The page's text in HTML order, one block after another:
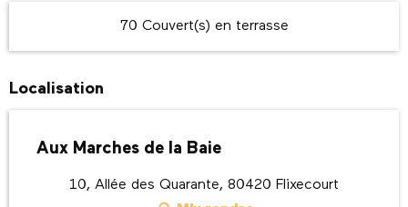
70 Couvert(s) en terrasse
Localisation
Aux Marches de la Baie
10, Allée des Quarante, 80420 Flixecourt